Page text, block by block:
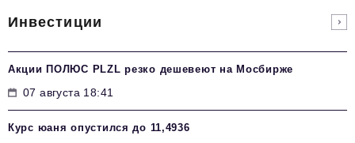
Инвестиции
Акции ПОЛЮС PLZL резко дешевеют на Мосбирже
07 августа 18:41
Курс юаня опустился до 11,4936